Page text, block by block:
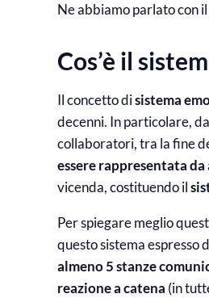
Ne abbiamo parlato con
Cos’è il
Il concetto disistema
decenni. In particolare,
collaboratori, tra la fine
essere rappresentatada
vicenda, costituendo il
Per spiegare meglio
questo sistema espresso
almeno 5 stanze
reazione a catena (in